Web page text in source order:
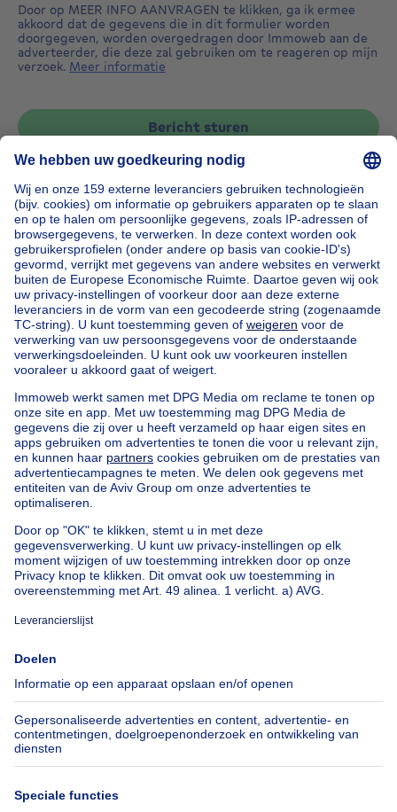
Door op MEER INFO AANVRAGEN te klikken, ga ik ermee
akkoord dat de gegevens die in dit formulier worden
doorgegeven, worden overgedragen door Immoweb aan de
adverteerder, die deze zal gebruiken om te reageren op mijn
verzoek. Meer informatie
Bericht sturen
Home België
Brussel (provincie)
Brussel (arrondissement)
Kopen uw appartement in Watermael-boitsfort
Onze huizen buiten BelgiëHuis te koop Frankrijk
Huis te koop Spanje
Huis te koop Italië
Huis te koop Luxemburg
Huis te koop Nederland
Goedkoop vastgoedGoedkoop huis te koop
Goedkope appartementen te huur
Onze huurwoningen met slaapkamers
Appartement te koop met 3 slaapkamers Oostende
Huis te koop met 3 slaapkamers Stene
Huis te koop met 3 slaapkamers Deurne
Over
Immoweb
Pers
Jobs
Axel Springer Group
SeLoger.com
Immowelt.de
Tools
Belfius
Verzekeringen
Verhuis checklist